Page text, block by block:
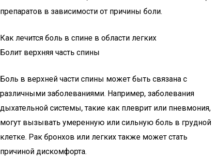
препаратов в зависимости от причины боли.
Как лечится боль в спине в области легких
Болит верхняя часть спины
Боль в верхней части спины может быть связана с
различными заболеваниями. Например, заболевания
дыхательной системы, такие как плеврит или пневмония,
могут вызывать умеренную или сильную боль в грудной
клетке. Рак бронхов или легких также может стать
причиной дискомфорта.